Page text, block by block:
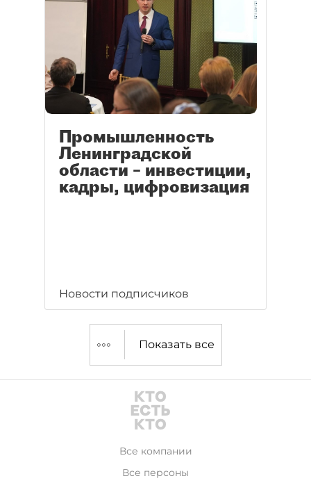
Промышленность
Ленинградской
области – инвестиции,
кадры, цифровизация
Новости подписчиков
Показать все
Все компании
Все персоны